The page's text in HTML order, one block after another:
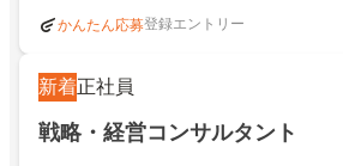
かんたん応募登録エントリー
新着正社員
戦略・経営コンサルタント